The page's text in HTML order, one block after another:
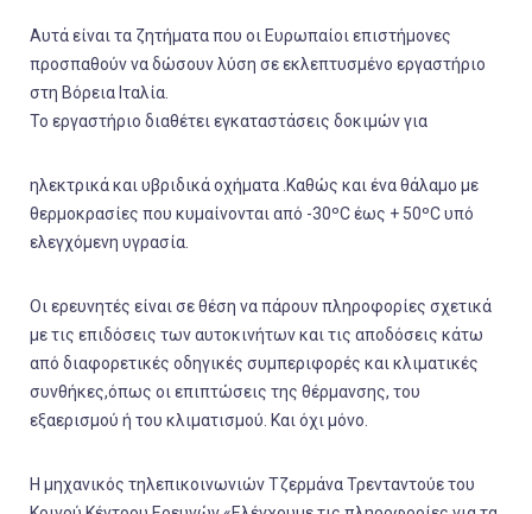
Αυτά είναι τα ζητήματα που οι Ευρωπαίοι επιστήμονες
προσπαθούν να δώσουν λύση σε εκλεπτυσμένο εργαστήριο
στη Βόρεια Ιταλία.
Το εργαστήριο διαθέτει εγκαταστάσεις δοκιμών για
ηλεκτρικά και υβριδικά οχήματα .Καθώς και ένα θάλαμο με
θερμοκρασίες που κυμαίνονται από -30ºC έως + 50ºC υπό
ελεγχόμενη υγρασία.
Οι ερευνητές είναι σε θέση να πάρουν πληροφορίες σχετικά
με τις επιδόσεις των αυτοκινήτων και τις αποδόσεις κάτω
από διαφορετικές οδηγικές συμπεριφορές και κλιματικές
συνθήκες,όπως οι επιπτώσεις της θέρμανσης, του
εξαερισμού ή του κλιματισμού. Και όχι μόνο.
Η μηχανικός τηλεπικοινωνιών Τζερμάνα Τρενταντούε του